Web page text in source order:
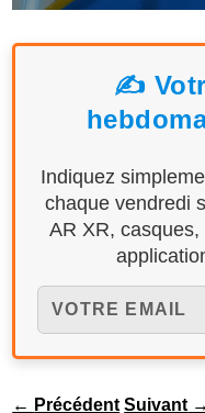
✍️
Indiquez
chaque vendredi
AR XR,
← Précédent Suivant →